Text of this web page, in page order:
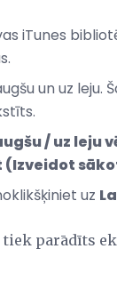
iTunes
un uz leju.
/ uz leju
(Izveidot
uz
parādīts